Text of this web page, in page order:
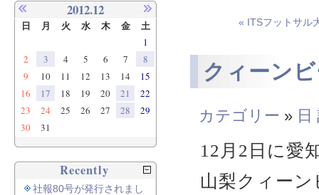
« ITSフットサ
クィーン
カテゴリー » 日
12月2日に愛
山梨クィー
2012.12
日 月 火 水 木 金 土
1
2
3 4 5 6 7
8
9
10 11 12 13 14
15
16
17 18 19 20 21
22
23
24 25 26 27 28
29
30
31
Recently
社報80号が発行されまし